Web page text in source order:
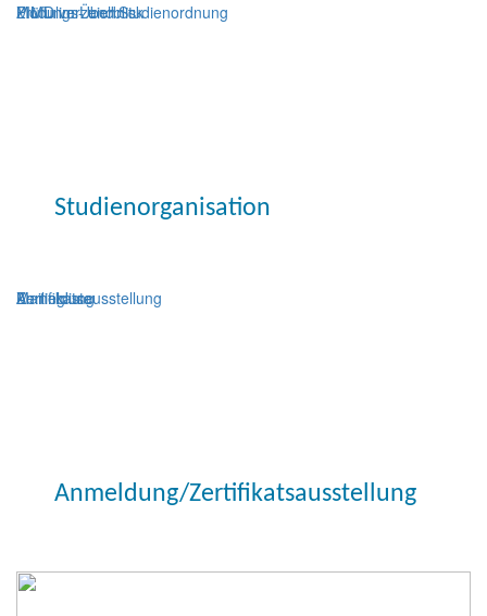
Studienorganisation
ZIMD im Überblick
Prüfungs- und Studienordnung
Modulverzeichnis
Anmeldung/Zertifikatsausstellung
Anmeldung
Zertifikatsausstellung
Mailingliste